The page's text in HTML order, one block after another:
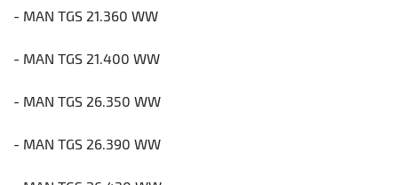
- MAN TGS 21.360 WW
- MAN TGS 21.400 WW
- MAN TGS 26.350 WW
- MAN TGS 26.390 WW